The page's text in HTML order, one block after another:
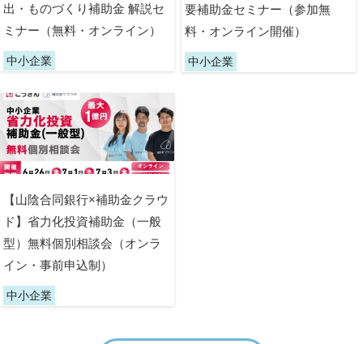
出・ものづくり補助金 解説セ
ミナー（無料・オンライン）
中小企業
要補助金セミナー（参加無
料・オンライン開催）
中小企業
【山陰合同銀行×補助金クラウ
ド】省力化投資補助金（一般
型）無料個別相談会（オンラ
イン・事前申込制）
中小企業